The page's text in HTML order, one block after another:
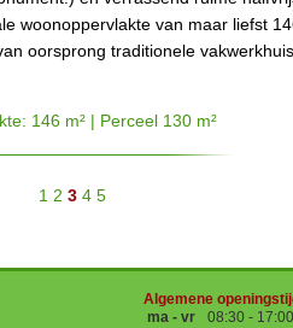
woonoppervlakte van maar liefst
oorsprong traditionele vakwerkhuis
146 m² | Perceel 130 m²
1 2 3 4 5
Algemene
ma - vr
08:30 - 17:00